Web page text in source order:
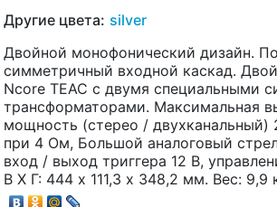
Другие цвета: silver
Двойной монофонический дизайн.
симметричный входной каскад.
Ncore TEAC с двумя специальными
трансформаторами. Максимальная
мощность (стерео / двухканальный)
при 4 Ом, Большой аналоговый
вход / выход триггера 12 В,
В Х Г: 444 х 111,3 х 348,2 мм. Вес: 9,9